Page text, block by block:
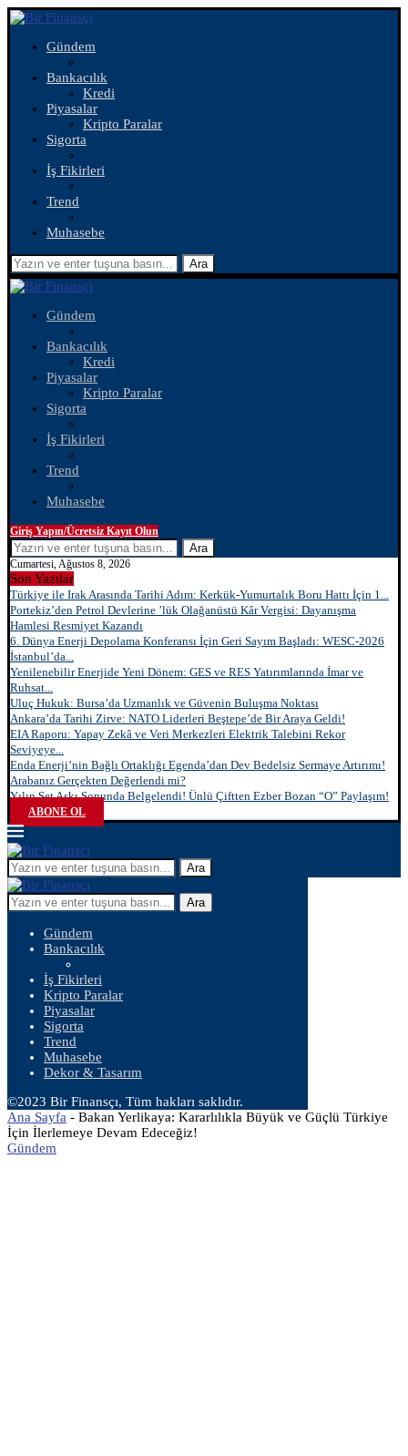
Gündem
Bankacılık
Kredi
Piyasalar
Kripto Paralar
Sigorta
İş Fikirleri
Trend
Muhasebe
Ara
Gündem
Bankacılık
Kredi
Piyasalar
Kripto Paralar
Sigorta
İş Fikirleri
Trend
Muhasebe
Giriş Yapın/Ücretsiz Kayıt Olun
Ara
Cumartesi, Ağustos 8, 2026
Son Yazılar
Türkiye ile Irak Arasında Tarihi Adım: Kerkük-Yumurtalık Boru Hattı İçin 1...
Portekiz’den Petrol Devlerine ’lük Olağanüstü Kâr Vergisi: Dayanışma
Hamlesi Resmiyet Kazandı
6. Dünya Enerji Depolama Konferansı İçin Geri Sayım Başladı: WESC-2026
İstanbul’da...
Yenilenebilir Enerjide Yeni Dönem: GES ve RES Yatırımlarında İmar ve
Ruhsat...
Uluç Hukuk: Bursa’da Uzmanlık ve Güvenin Buluşma Noktası
Ankara’da Tarihi Zirve: NATO Liderleri Beştepe’de Bir Araya Geldi!
EIA Raporu: Yapay Zekâ ve Veri Merkezleri Elektrik Talebini Rekor
Seviyeye...
Enda Enerji’nin Bağlı Ortaklığı Egenda’dan Dev Bedelsiz Sermaye Artırımı!
Arabanız Gerçekten Değerlendi mi?
Yılın Set Aşkı Sonunda Belgelendi! Ünlü Çiftten Ezber Bozan “O” Paylaşım!
ABONE OL
Ara
Ara
Gündem
Bankacılık
İş Fikirleri
Kripto Paralar
Piyasalar
Sigorta
Trend
Muhasebe
Dekor & Tasarım
©2023 Bir Finansçı, Tüm hakları saklıdır.
Ana Sayfa - Bakan Yerlikaya: Kararlılıkla Büyük ve Güçlü Türkiye
İçin İlerlemeye Devam Edeceğiz!
Gündem